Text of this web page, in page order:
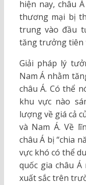
hiện nay, châu
thương mại bị
trung vào đầu
tăng trưởng tiên
Giải pháp lý
Nam Á nhằm
châu Á. Có thể
khu vực nào
lượng về giá cả
và Nam Á. Về
châu Á bị “chia
vực khó có thể
quốc gia châu
xuất sắc trên